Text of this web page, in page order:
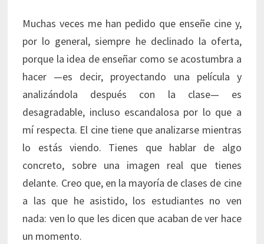
Muchas veces me han pedido que enseñe cine y,
por lo general, siempre he declinado la oferta,
porque la idea de enseñar como se acostumbra a
hacer —es decir, proyectando una película y
analizándola después con la clase— es
desagradable, incluso escandalosa por lo que a
mí respecta. El cine tiene que analizarse mientras
lo estás viendo. Tienes que hablar de algo
concreto, sobre una imagen real que tienes
delante. Creo que, en la mayoría de clases de cine
a las que he asistido, los estudiantes no ven
nada: ven lo que les dicen que acaban de ver hace
un momento.